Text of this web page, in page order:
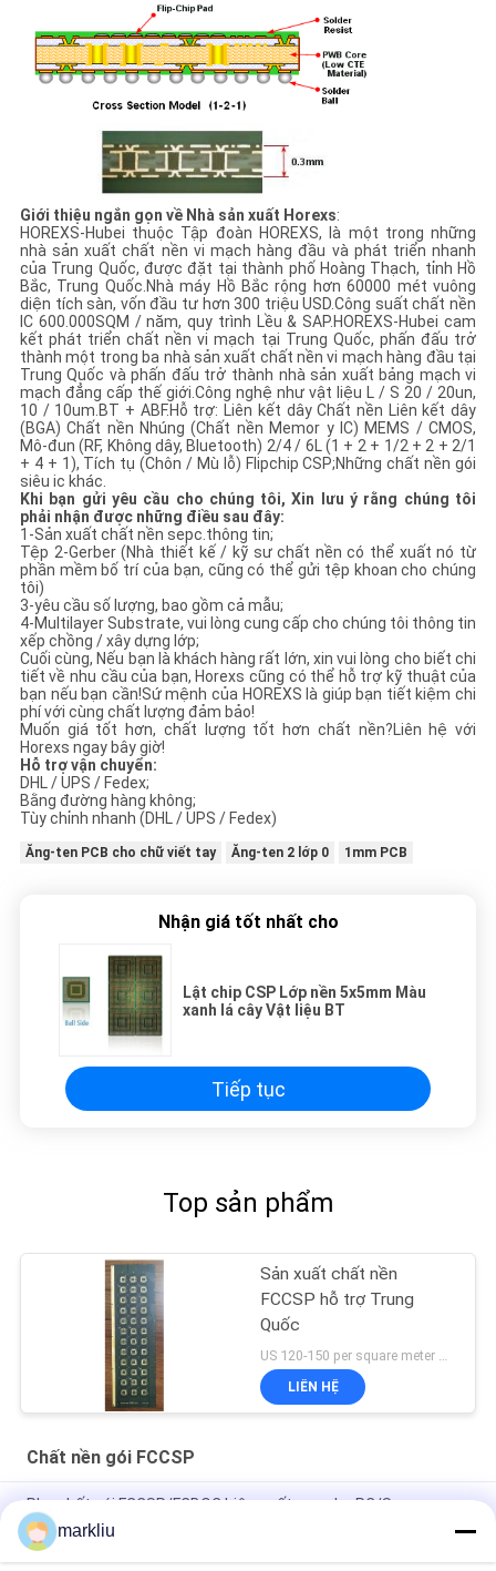
Giới thiệu ngắn gọn về Nhà sản xuất Horexs:
HOREXS-Hubei thuộc Tập đoàn HOREXS, là một trong những
nhà sản xuất chất nền vi mạch hàng đầu và phát triển nhanh
của Trung Quốc, được đặt tại thành phố Hoàng Thạch, tỉnh Hồ
Bắc, Trung Quốc.Nhà máy Hồ Bắc rộng hơn 60000 mét vuông
diện tích sàn, vốn đầu tư hơn 300 triệu USD.Công suất chất nền
IC 600.000SQM / năm, quy trình Lều & SAP.HOREXS-Hubei cam
kết phát triển chất nền vi mạch tại Trung Quốc, phấn đấu trở
thành một trong ba nhà sản xuất chất nền vi mạch hàng đầu tại
Trung Quốc và phấn đấu trở thành nhà sản xuất bảng mạch vi
mạch đẳng cấp thế giới.Công nghệ như vật liệu L / S 20 / 20un,
10 / 10um.BT + ABF.Hỗ trợ: Liên kết dây Chất nền Liên kết dây
(BGA) Chất nền Nhúng (Chất nền Memor y IC) MEMS / CMOS,
Mô-đun (RF, Không dây, Bluetooth) 2/4 / 6L (1 + 2 + 1/2 + 2 + 2/1
+ 4 + 1), Tích tụ (Chôn / Mù lỗ) Flipchip CSP;Những chất nền gói
siêu ic khác.
Khi bạn gửi yêu cầu cho chúng tôi, Xin lưu ý rằng chúng tôi
phải nhận được những điều sau đây:
1-Sản xuất chất nền sepc.thông tin;
Tệp 2-Gerber (Nhà thiết kế / kỹ sư chất nền có thể xuất nó từ
phần mềm bố trí của bạn, cũng có thể gửi tệp khoan cho chúng
tôi)
3-yêu cầu số lượng, bao gồm cả mẫu;
4-Multilayer Substrate, vui lòng cung cấp cho chúng tôi thông tin
xếp chồng / xây dựng lớp;
Cuối cùng, Nếu bạn là khách hàng rất lớn, xin vui lòng cho biết chi
tiết về nhu cầu của bạn, Horexs cũng có thể hỗ trợ kỹ thuật của
bạn nếu bạn cần!Sứ mệnh của HOREXS là giúp bạn tiết kiệm chi
phí với cùng chất lượng đảm bảo!
Muốn giá tốt hơn, chất lượng tốt hơn chất nền?Liên hệ với
Horexs ngay bây giờ!
Hỗ trợ vận chuyển:
DHL / UPS / Fedex;
Bằng đường hàng không;
Tùy chỉnh nhanh (DHL / UPS / Fedex)
Ăng-ten PCB cho chữ viết tay Ăng-ten 2 lớp 0 1mm PCB
Nhận giá tốt nhất cho
Lật chip CSP Lớp nền 5x5mm Màu
xanh lá cây Vật liệu BT
Tiếp tục
Top sản phẩm
Sản xuất chất nền
FCCSP hỗ trợ Trung
Quốc
US 120-150 per square meter MOQ:1 mét vuông
LIÊN HỆ
Chất nền gói FCCSP
Phụ chất gói FCCSP/FCBOC hiệu suất cao cho PC/Server
DRAM và SRAM/LPDDR
chất bán dẫn Đóng gói FCCSP Sản xuất chất nền
markliu